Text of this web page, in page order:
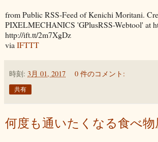
from Public RSS-Feed of Kenichi Moritani.
PIXELMECHANICS 'GPlusRSS-Webtool' at
http://ift.tt/2m7XgDz
via IFTTT
時刻: 3月 01, 2017 0 件のコメント:
共有
何度も通いたくなる食べ物